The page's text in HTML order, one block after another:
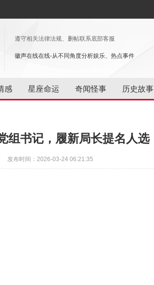
遵守相关法律法规、删帖联系底部客服
徽声在线在线-从不同角度分析娱乐、热点事件
感 星座命运 奇闻怪事 历史故事
组书记，履新局长提名人选
发布时间：2026-03-24 06:21:35